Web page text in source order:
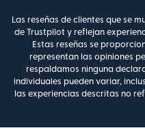
Las reseñas de clientes que se
de Trustpilot y reflejan
Estas reseñas se
representan las opiniones
respaldamos ninguna
individuales pueden variar,
las experiencias descritas no